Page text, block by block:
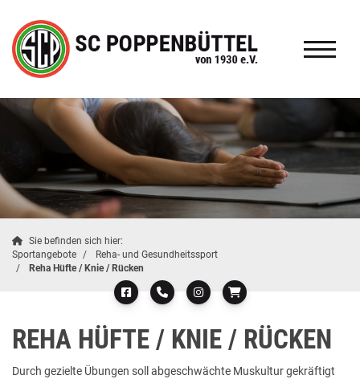
Sie befinden sich hier:
Sportangebote
Reha- und Gesundheitssport
Reha Hüfte / Knie / Rücken
REHA HÜFTE / KNIE / RÜCKEN
Durch gezielte Übungen soll abgeschwächte Muskultur gekräftigt